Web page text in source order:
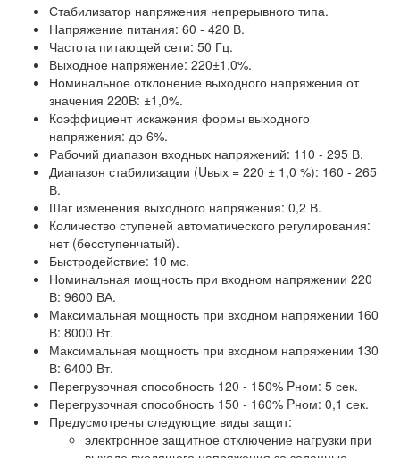
Стабилизатор напряжения непрерывного типа.
Напряжение питания: 60 - 420 В.
Частота питающей сети: 50 Гц.
Выходное напряжение: 220±1,0%.
Номинальное отклонение выходного напряжения от
значения 220В: ±1,0%.
Коэффициент искажения формы выходного
напряжения: до 6%.
Рабочий диапазон входных напряжений: 110 - 295 В.
Диапазон стабилизации (Uвых = 220 ± 1,0 %): 160 - 265
В.
Шаг изменения выходного напряжения: 0,2 В.
Количество ступеней автоматического регулирования:
нет (бесступенчатый).
Быстродействие: 10 мс.
Номинальная мощность при входном напряжении 220
В: 9600 ВА.
Максимальная мощность при входном напряжении 160
В: 8000 Вт.
Максимальная мощность при входном напряжении 130
В: 6400 Вт.
Перегрузочная способность 120 - 150% Pном: 5 сек.
Перегрузочная способность 150 - 160% Pном: 0,1 сек.
Предусмотрены следующие виды защит:
электронное защитное отключение нагрузки при